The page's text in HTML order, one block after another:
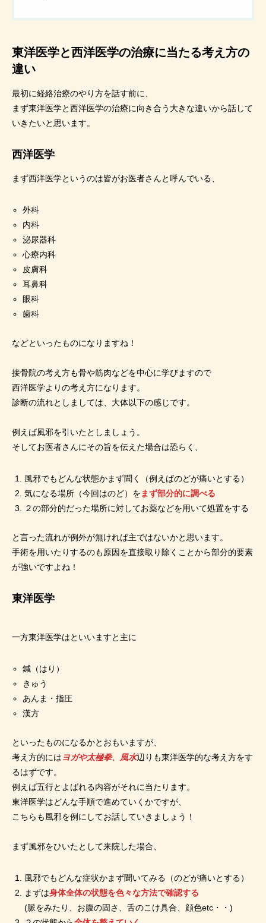
東洋医学と西洋医学の治療に当たる考え方の
違い
最初に経絡治療のやり方を話す前に、
まず東洋医学と西洋医学の治療に向き合う大きな違いから話して
いきたいと思います。
西洋医学
まず西洋医学というのは皆がお医者さんと呼んでいる、
外科
内科
泌尿器科
心療内科
皮膚科
耳鼻科
眼科
歯科
などといったものになりますね！
接骨院の考え方も骨や筋肉などを中心に学びますので
西洋医学よりの考え方になります。
診断の流れとしましては、大体以下の感じです。
例えば風邪を引いたとしましょう。
そしてお医者さんにその旨を伝えた場合は恐らく、
風邪でもどんな状態かまず聞く（例えばのどが痛いとする）
気になる場所（今回はのど）を まず部分的に調べる
２の部分的だった場所に対してお薬などを用いて処置をする
と言った流れが例外が無ければ主ではないかと思います。
手術を用いたりするのも原因を直接取り除くことから部分的要素
が強いですよね！
東洋医学
一方東洋医学はといいますと主に
鍼（はり）
きゅう
あんま・指圧
漢方
といったものになるかとおもいますが、
考え方的にはヨガや太極拳、風水辺りも東洋医学的な考え方をす
るはずです。
例えば五行とよばれる内容がそれに当たります。
東洋医学はどんな手順で進めていくかですが、
こちらも風邪を例にしてお話していきましょう！
まず風邪をひいたとして来院した場合、
風邪でもどんな症状かまず聞いてみる（のどが痛いとする）
まずは身体全体の状態を色々な方法で確認する
(脈をみたり、お腹の固さ、舌のこけ具合、顔色etc・・)